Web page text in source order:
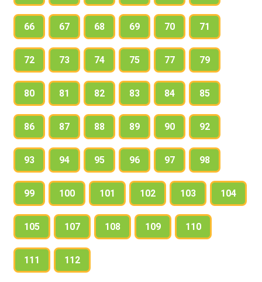
66 67 68 69 70 71
72 73 74 75 77 79
80 81 82 83 84 85
86 87 88 89 90 92
93 94 95 96 97 98
99 100 101 102 103 104
105 107 108 109 110
111 112